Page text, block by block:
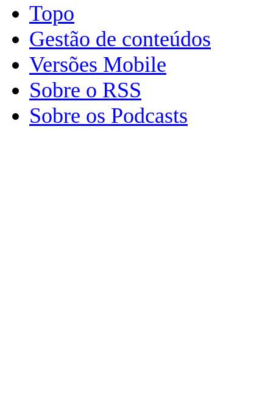
Topo
Gestão de conteúdos
Versões Mobile
Sobre o RSS
Sobre os Podcasts